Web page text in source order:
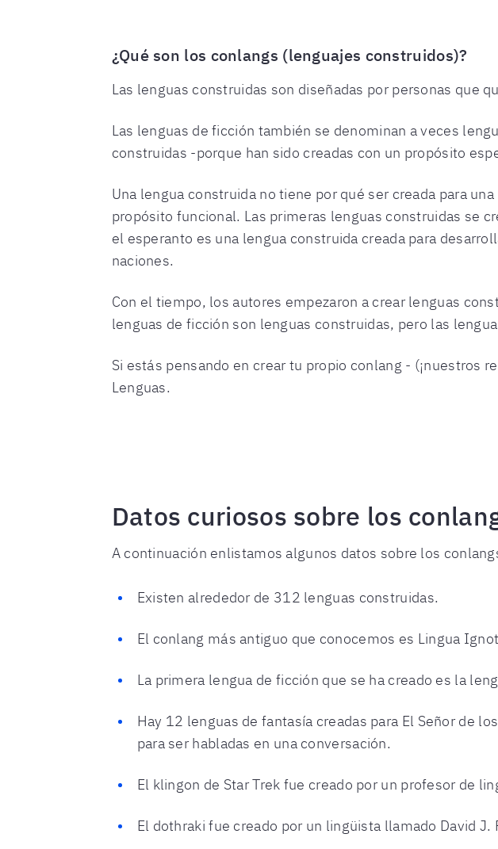
¿Qué son los conlangs (lenguajes construidos)?
Las lenguas construidas son diseñadas por personas que
Las lenguas de ficción también se denominan a veces
construidas -porque han sido creadas con un propósito
Una lengua construida no tiene por qué ser creada para
propósito funcional. Las primeras lenguas construidas se
el esperanto es una lengua construida creada para
naciones.
Con el tiempo, los autores empezaron a crear lenguas
lenguas de ficción son lenguas construidas, pero las
Si estás pensando en crear tu propio conlang - (¡nuestros
Lenguas.
Datos curiosos sobre los
A continuación enlistamos algunos datos sobre los
Existen alrededor de 312 lenguas construidas.
El conlang más antiguo que conocemos es Lingua
La primera lengua de ficción que se ha creado es la
Hay 12 lenguas de fantasía creadas para El Señor de
para ser habladas en una conversación.
El klingon de Star Trek fue creado por un profesor de
El dothraki fue creado por un lingüista llamado David J.